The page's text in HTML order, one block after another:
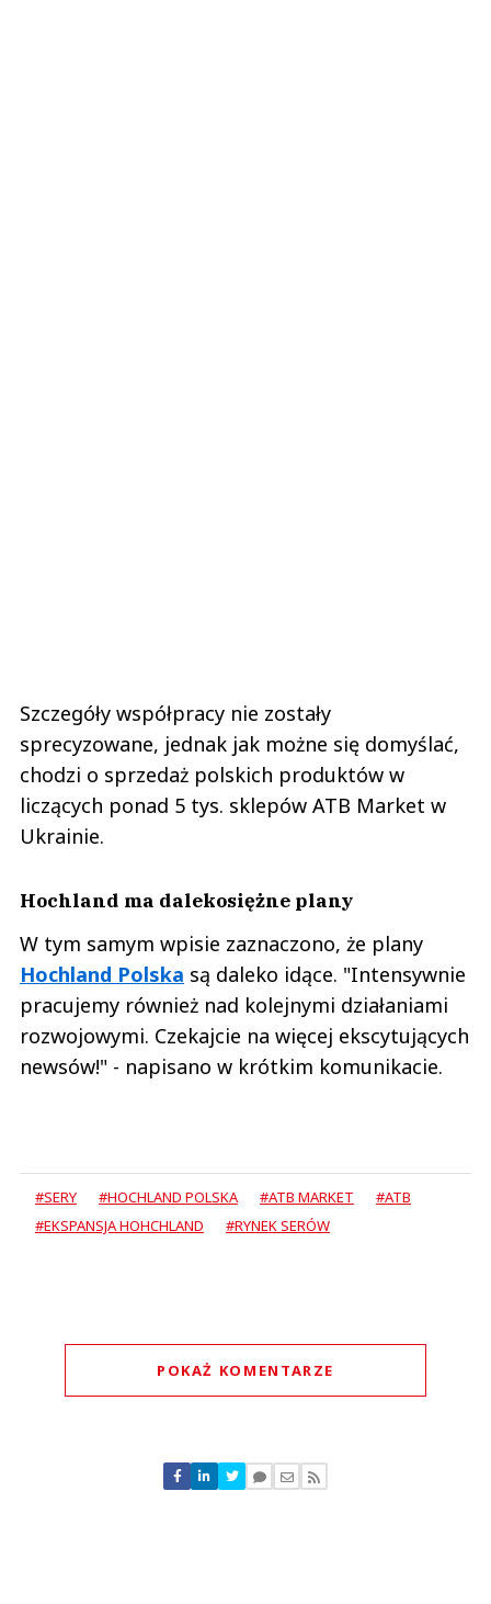
Szczegóły współpracy nie zostały
sprecyzowane, jednak jak możne się domyślać,
chodzi o sprzedaż polskich produktów w
liczących ponad 5 tys. sklepów ATB Market w
Ukrainie.
Hochland ma dalekosiężne plany
W tym samym wpisie zaznaczono, że plany
Hochland Polska są daleko idące. "Intensywnie
pracujemy również nad kolejnymi działaniami
rozwojowymi. Czekajcie na więcej ekscytujących
newsów!" - napisano w krótkim komunikacie.
#SERY #HOCHLAND POLSKA #ATB MARKET
#ATB
#EKSPANSJA HOHCHLAND
#RYNEK SERÓW
POKAŻ KOMENTARZE
Nie znaleziono komentarzy
Zostaw swoje komentarze